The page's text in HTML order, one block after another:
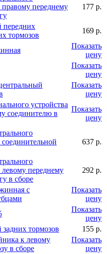
правому переднему
177 р.
тормозов
169 р.
Показать
цену
Показать
цену
Показать
цену
устройства
соединителю в
Показать
цену
637 р.
левому переднему
в сборе
292 р.
с
Показать
цену
Показать
цену
тормозов
155 р.
к левому
в сборе
Показать
цену